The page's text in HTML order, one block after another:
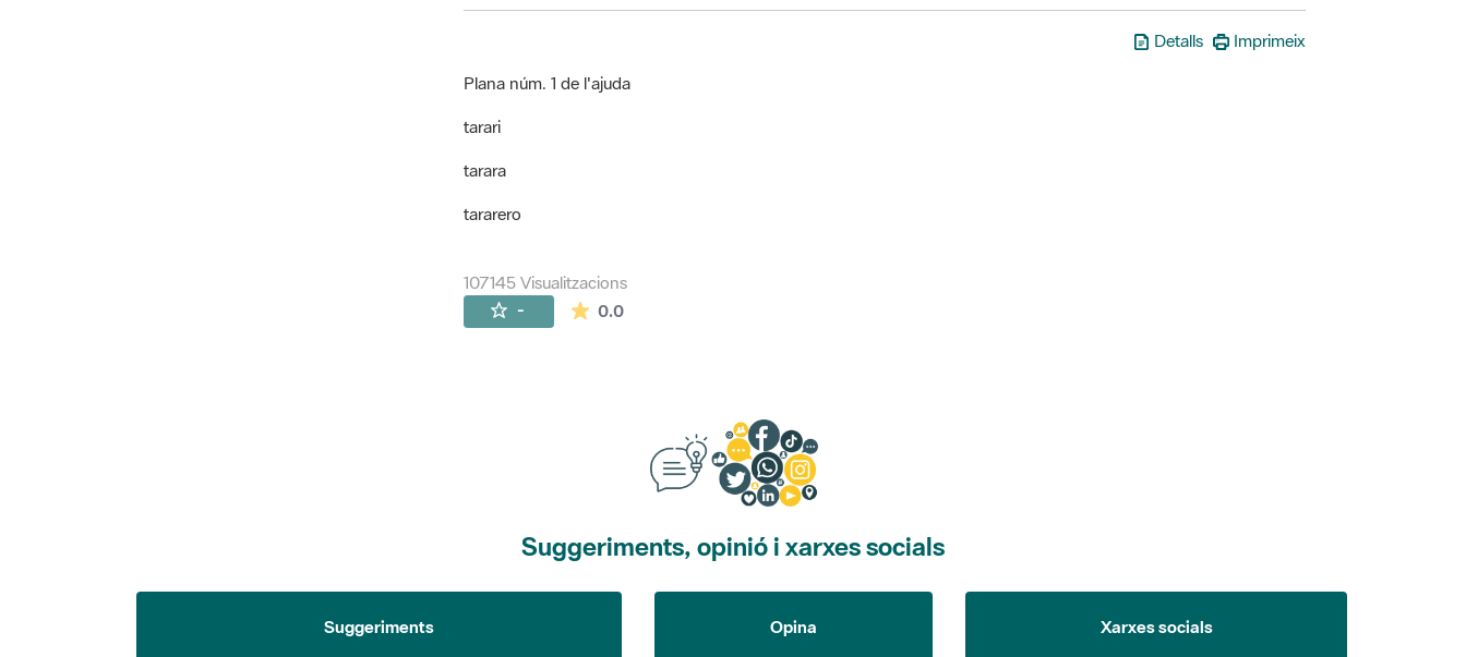
Detalls
Imprimeix
Plana núm. 1 de l'ajuda
tarari
tarara
tararero
107145 Visualitzacions
- 0.0La mitjana de les valoracions és de 0 estrelles de 5.
Suggeriments, opinió i xarxes socials
Suggeriments Opina Xarxes socials